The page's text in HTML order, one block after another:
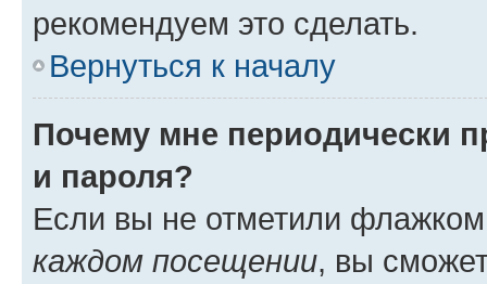
рекомендуем это сделать.
Вернуться к началу
Почему мне периодически
и пароля?
Если вы не отметили
каждом посещении, вы